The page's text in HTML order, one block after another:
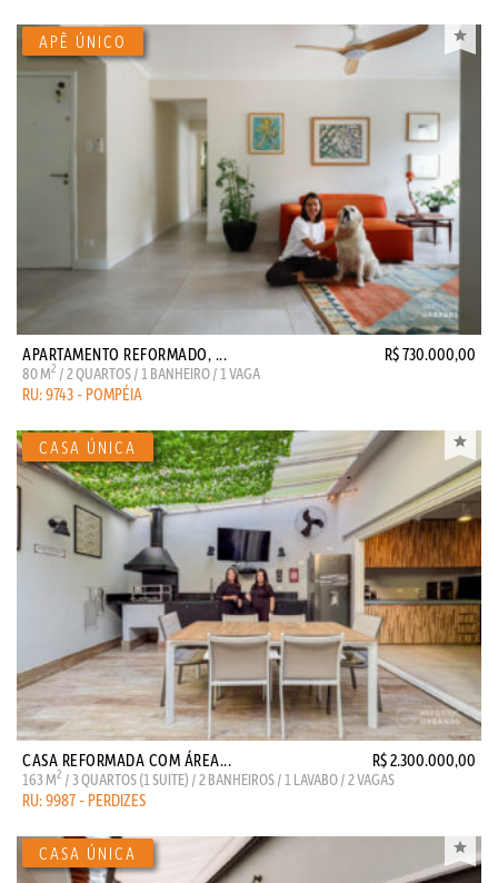
APARTAMENTO REFORMADO, ... R$ 730.000,00
80 M2 / 2 QUARTOS / 1 BANHEIRO / 1 VAGA
RU: 9743 - POMPÉIA
CASA REFORMADA COM ÁREA... R$ 2.300.000,00
163 M2 / 3 QUARTOS (1 SUITE) / 2 BANHEIROS / 1 LAVABO / 2 VAGAS
RU: 9987 - PERDIZES